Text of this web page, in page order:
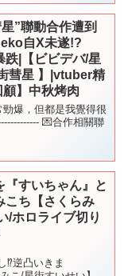
”聯動合作遭到
自X未遂!?
跌|【ビビデバ/星
彗星 】|vtuber精
】中秋烤肉
勁爆，但都是我覺得很
💌合作相關聯
『すいちゃん』と
こち【さくらみ
/ホロライブ切り
⁉逆凸いきま